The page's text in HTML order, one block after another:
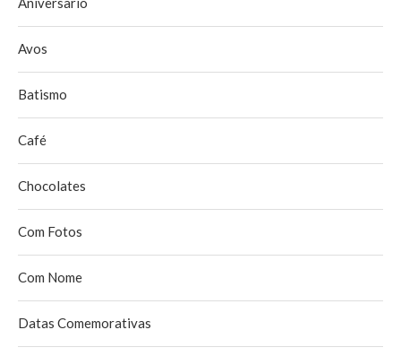
Avos
Batismo
Café
Chocolates
Com Fotos
Com Nome
Datas Comemorativas